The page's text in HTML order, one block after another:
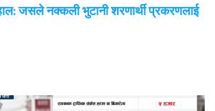
जसले नक्कली भुटानी शरणार्थी प्रकरणलाई